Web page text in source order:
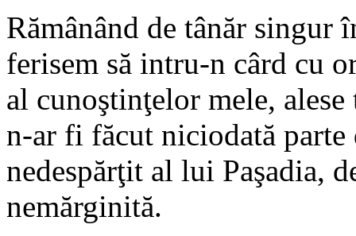
Rămânând de tânăr singur
ferisem să intru-n cârd cu
al cunoştinţelor mele,
n-ar fi făcut niciodată
nedespărţit al lui Paşadia,
nemărginită.